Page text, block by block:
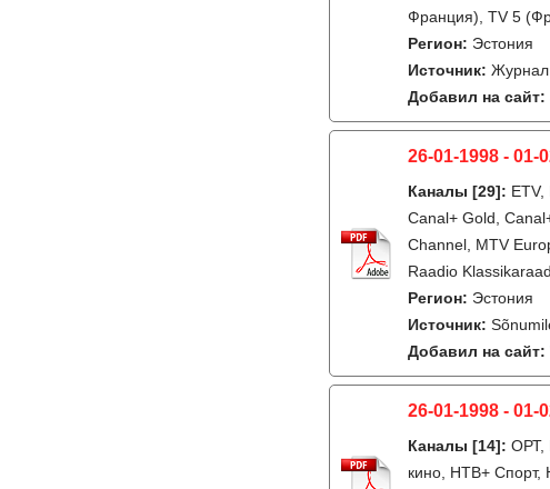
Франция), TV 5
Регион: Эстония
Источник:
Добавил на сайт:
26-01-1998 - 01-
Каналы [29]:
Canal+ Gold,
Channel, MTV
Raadio
Регион: Эстония
Источник:
Добавил на сайт:
26-01-1998 - 01-
Каналы [14]: ОРТ,
кино, НТВ+ Спорт,